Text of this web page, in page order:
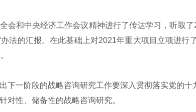
和中央经济工作会议精神进行了传达学习，听取
法的汇报。在此基础上对2021年重大项目立项进
一阶段的战略咨询研究工作要深入贯彻落实党的十
对性、储备性的战略咨询研究。